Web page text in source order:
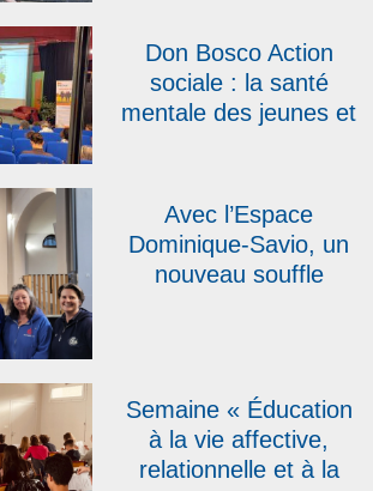
Don Bosco Action
sociale : la santé
mentale des jeunes et
quatrièmes assises
Avec l’Espace
Dominique-Savio, un
nouveau souffle
Semaine « Éducation
à la vie affective,
relationnelle et à la